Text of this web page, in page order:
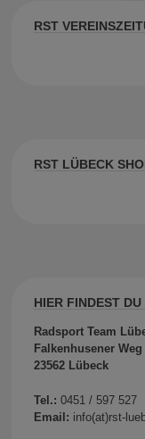
RST
RST LÜBECK
HIER FINDEST DU
Radsport Team
Falkenhusener Weg
23562 Lübeck
Tel.: 0451 / 597 527
Email: info(at)rst-